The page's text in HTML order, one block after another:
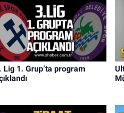
Lig 1. Grup’ta program